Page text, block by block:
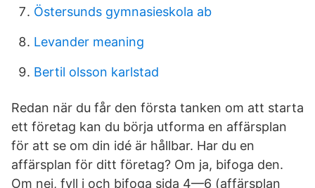
Östersunds gymnasieskola ab
Levander meaning
Bertil olsson karlstad
Redan när du får den första tanken om att starta
ett företag kan du börja utforma en affärsplan
för att se om din idé är hållbar. Har du en
affärsplan för ditt företag? Om ja, bifoga den.
Om nej, fyll i och bifoga sida 4—6 (affärsplan